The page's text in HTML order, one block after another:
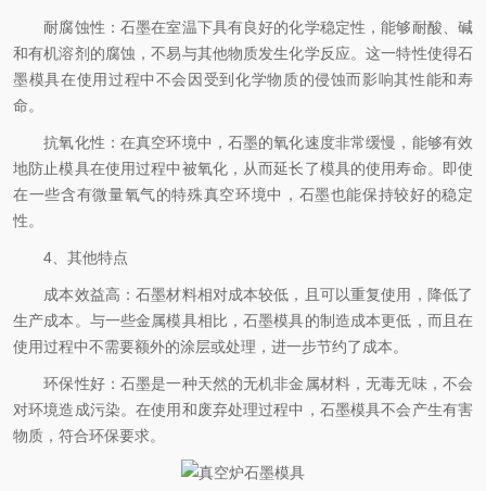
耐腐蚀性：石墨在室温下具有良好的化学稳定性，能够耐酸、碱
和有机溶剂的腐蚀，不易与其他物质发生化学反应。这一特性使得石
墨模具在使用过程中不会因受到化学物质的侵蚀而影响其性能和寿
命。
抗氧化性：在真空环境中，石墨的氧化速度非常缓慢，能够有效
地防止模具在使用过程中被氧化，从而延长了模具的使用寿命。即使
在一些含有微量氧气的特殊真空环境中，石墨也能保持较好的稳定
性。
4、其他特点
成本效益高：石墨材料相对成本较低，且可以重复使用，降低了
生产成本。与一些金属模具相比，石墨模具的制造成本更低，而且在
使用过程中不需要额外的涂层或处理，进一步节约了成本。
环保性好：石墨是一种天然的无机非金属材料，无毒无味，不会
对环境造成污染。在使用和废弃处理过程中，石墨模具不会产生有害
物质，符合环保要求。